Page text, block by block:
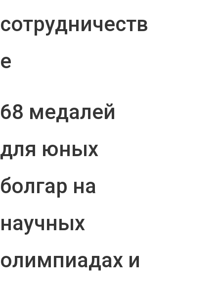
сотрудничеств
е
68 медалей
для юных
болгар на
научных
олимпиадах и